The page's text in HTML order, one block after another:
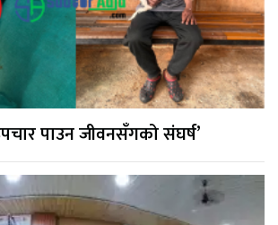
पाउन जीवनसँगको संघर्ष’